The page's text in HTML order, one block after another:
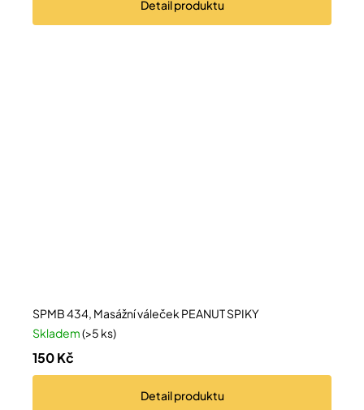
Detailproduktu
SPMB 434, Masážní váleček PEANUT SPIKY
Skladem(>5 ks)
150 Kč
Detailproduktu